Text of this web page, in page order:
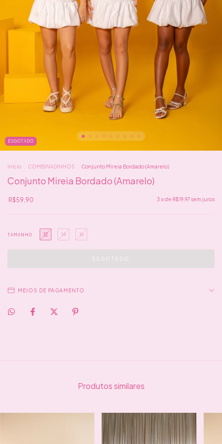
ESGOTADO
Início COMBINADINHOS Conjunto Mireia Bordado (Amarelo)
Conjunto Mireia Bordado (Amarelo)
R$59,90 3 x de R$19,97 sem juros
TAMANHO 12 14 16
MEIOS DE PAGAMENTO
Produtos similares